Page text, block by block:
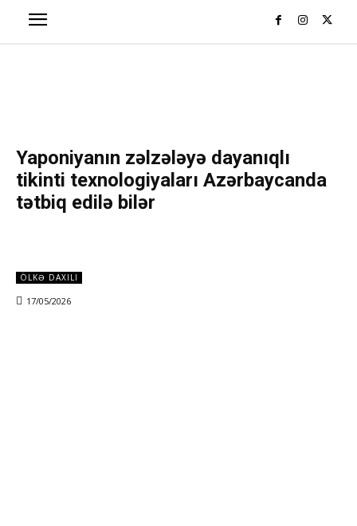
Yaponiyanın zəlzələyə dayanıqlı
tikinti texnologiyaları Azərbaycanda
tətbiq edilə bilər
ÖLKƏ DAXILI
17/05/2026